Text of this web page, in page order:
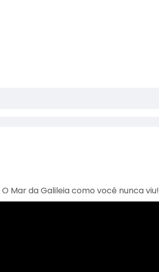
O Mar da Galileia como você nunca viu!